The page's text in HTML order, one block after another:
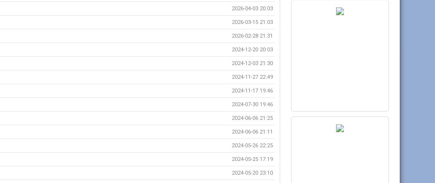
2026-04-03 20:03
2026-03-15 21:03
2026-02-28 21:31
2024-12-20 20:03
2024-12-03 21:30
2024-11-27 22:49
2024-11-17 19:46
2024-07-30 19:46
2024-06-06 21:25
2024-06-06 21:11
2024-05-26 22:25
2024-05-25 17:19
2024-05-20 23:10